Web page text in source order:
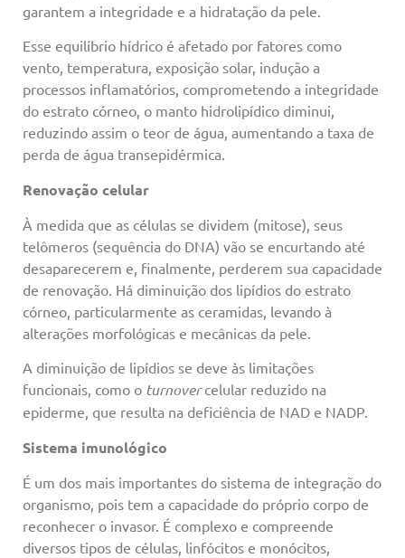
garantem a integridade e a hidratação da pele.
Esse equilíbrio hídrico é afetado por fatores como
vento, temperatura, exposição solar, indução a
processos inflamatórios, comprometendo a integridade
do estrato córneo, o manto hidrolipídico diminui,
reduzindo assim o teor de água, aumentando a taxa de
perda de água transepidérmica.
Renovação celular
À medida que as células se dividem (mitose), seus
telômeros (sequência do DNA) vão se encurtando até
desaparecerem e, finalmente, perderem sua capacidade
de renovação. Há diminuição dos lipídios do estrato
córneo, particularmente as ceramidas, levando à
alterações morfológicas e mecânicas da pele.
A diminuição de lipídios se deve às limitações
funcionais, como o turnovercelular reduzido na
epiderme, que resulta na deficiência de NAD e NADP.
Sistema imunológico
É um dos mais importantes do sistema de integração do
organismo, pois tem a capacidade do próprio corpo de
reconhecer o invasor. É complexo e compreende
diversos tipos de células, linfócitos e monócitos,